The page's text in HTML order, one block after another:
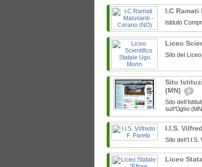
I.C Ramati
Istituto
Liceo
Sito del
Sito
(MN)
0
Sito
sull'Oglio
I.I.S.
Sito dell'I.I.S.
Liceo